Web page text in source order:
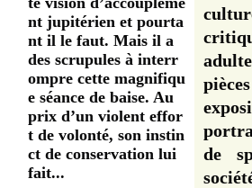
nt jupitérien et pourta
nt il le faut. Mais il a
des scrupules à interr
ompre cette magnifiqu
e séance de baise. Au
prix d’un violent effor
t de volonté, son instin
ct de conservation lui
fait...
de